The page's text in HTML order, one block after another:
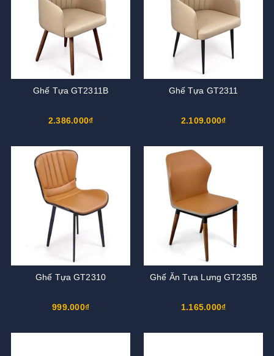
Ghế Tựa GT2311B
2.386.000₫
Ghế Tựa GT2311
2.109.000₫
Ghế Tựa GT2310
999.000₫
Ghế Ăn Tựa Lưng GT235B
1.165.000₫